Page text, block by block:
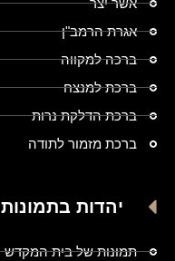
אשר יצר
אגרת הרמב"ן
ברכה למקווה
ברכת למנצח
ברכת הדלקת נרות
ברכת מזמור לתודה
יהדות בתמונות
תמונות של בית המקדש